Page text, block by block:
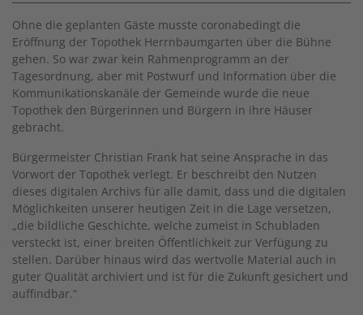
Ohne die geplanten Gäste musste coronabedingt die
Eröffnung der Topothek Herrnbaumgarten über die Bühne
gehen. So war zwar kein Rahmenprogramm an der
Tagesordnung, aber mit Postwurf und Information über die
Kommunikationskanäle der Gemeinde wurde die neue
Topothek den Bürgerinnen und Bürgern in ihre Häuser
gebracht.
Bürgermeister Christian Frank hat seine Ansprache in das
Vorwort der Topothek verlegt. Er beschreibt den Nutzen
dieses digitalen Archivs für alle damit, dass und die digitalen
Möglichkeiten unserer heutigen Zeit in die Lage versetzen,
„die bildliche Geschichte, welche zumeist in Schubladen
versteckt ist, einer breiten Öffentlichkeit zur Verfügung zu
stellen. Darüber hinaus wird das wertvolle Material auch in
guter Qualität archiviert und ist für die Zukunft gesichert und
auffindbar.“